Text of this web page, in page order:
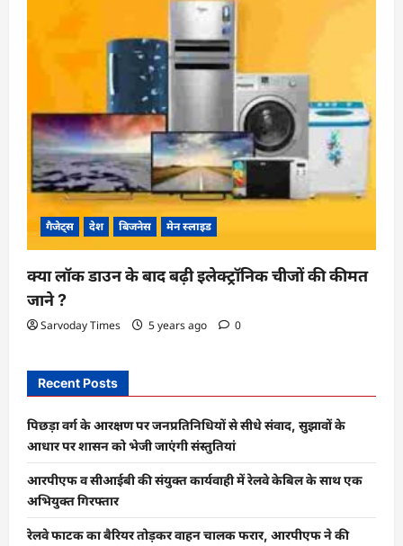
गैजेट्स देश बिजनेस मेन स्लाइड
क्या लॉक डाउन के बाद बढ़ी इलेक्ट्रॉनिक चीजों की कीमत
जाने ?
Sarvoday Times 5 years ago 0
Recent Posts
पिछड़ा वर्ग के आरक्षण पर जनप्रतिनिधियों से सीधे संवाद, सुझावों के
आधार पर शासन को भेजी जाएंगी संस्तुतियां
आरपीएफ व सीआईबी की संयुक्त कार्यवाही में रेलवे केबिल के साथ एक
अभियुक्त गिरफ्तार
रेलवे फाटक का बैरियर तोड़कर वाहन चालक फरार, आरपीएफ ने की